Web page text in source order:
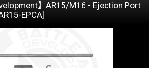
】AR15/M16 - Ejection Port
EPCA]